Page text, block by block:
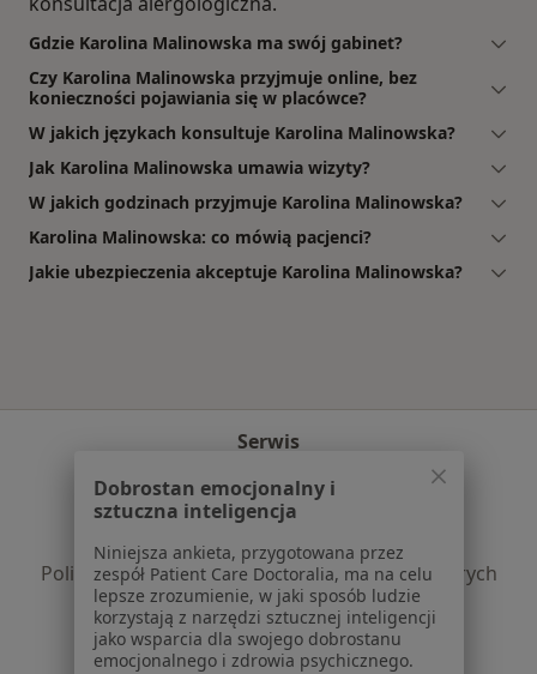
Gdzie Karolina Malinowska ma swój gabinet?
Czy Karolina Malinowska przyjmuje online, bez
konieczności pojawiania się w placówce?
W jakich językach konsultuje Karolina Malinowska?
Jak Karolina Malinowska umawia wizyty?
W jakich godzinach przyjmuje Karolina Malinowska?
Karolina Malinowska: co mówią pacjenci?
Jakie ubezpieczenia akceptuje Karolina Malinowska?
Serwis
Regulamin
Polityka prywatności pacjentów
Polityka prywatności profesjonalistów
Polityka prywatności dla profesjonalistów, których
dane pozyskaliśmy samodzielnie
Polityka cookies
Jak działają wyniki wyszukiwania
Dobrostan emocjonalny i
sztuczna inteligencja
Niniejsza ankieta, przygotowana przez
zespół Patient Care Doctoralia, ma na celu
lepsze zrozumienie, w jaki sposób ludzie
korzystają z narzędzi sztucznej inteligencji
jako wsparcia dla swojego dobrostanu
emocjonalnego i zdrowia psychicznego.